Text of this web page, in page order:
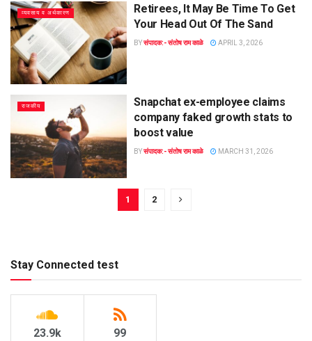
व्यवसाय व अर्थकारण
Retirees, It May Be Time To Get
Your Head Out Of The Sand
BYसंपादक:- संतोष राम काळे APRIL 3, 2026
राजकीय
Snapchat ex-employee claims
company faked growth stats to
boost value
BYसंपादक:- संतोष राम काळे MARCH 31, 2026
1 2
Stay Connected test
23.9k 99